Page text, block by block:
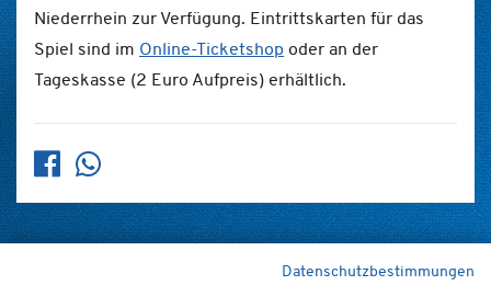
Niederrhein zur Verfügung. Eintrittskarten für das
Spiel sind im Online-Ticketshop oder an der
Tageskasse (2 Euro Aufpreis) erhältlich.
Datenschutzbestimmungen